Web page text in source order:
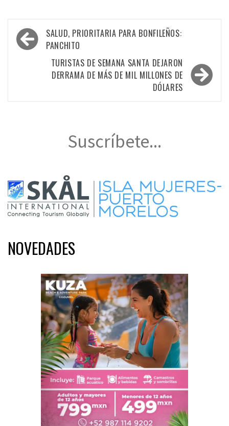
Navegación
de
entradas
SALUD, PRIORITARIA PARA BONFILEÑOS:
PANCHITO
TURISTAS DE SEMANA SANTA DEJARON
DERRAMA DE MÁS DE MIL MILLONES DE
DÓLARES
Suscríbete...
NOVEDADES